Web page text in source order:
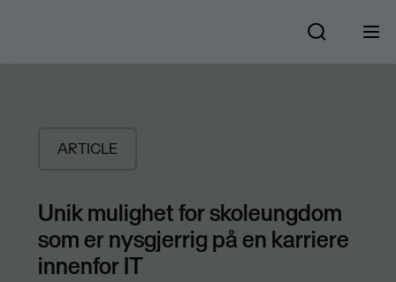
ARTICLE
Unik mulighet for skoleungdom
som er nysgjerrig på en karriere
innenfor IT